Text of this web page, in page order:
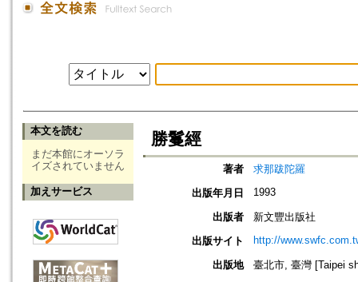
本文を読む
まだ本館にオーソラ
イズされていません
加えサービス
勝鬘經
著者
求那跋陀羅
出版年月日
1993
出版者
新文豐出版社
出版サイト
http://
出版地
臺北市, 臺灣 [Taipei